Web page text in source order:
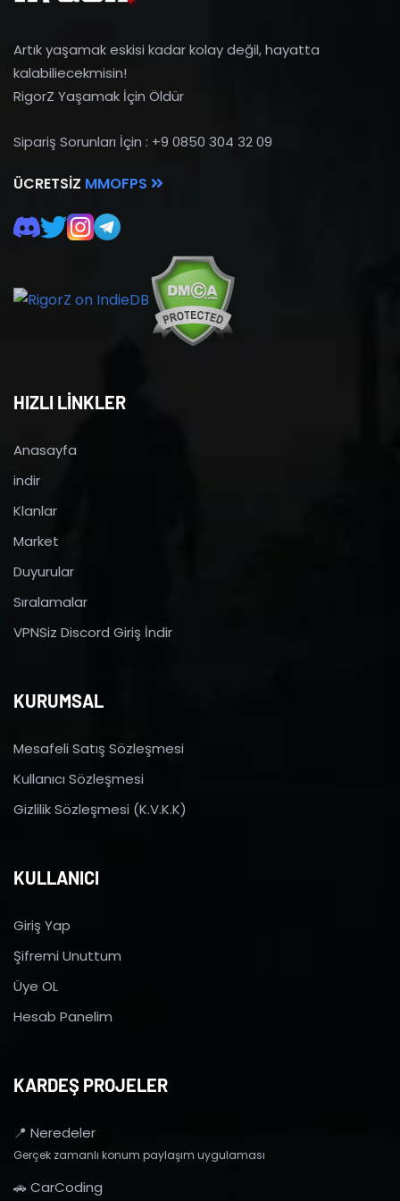
Artık yaşamak eskisi kadar kolay değil, hayatta
kalabiliecekmisin!
RigorZ Yaşamak İçin Öldür
Sipariş Sorunları İçin : +9 0850 304 32 09
ÜCRETSIZ MMOFPS
HIZLI LİNKLER
Anasayfa
indir
Klanlar
Market
Duyurular
Sıralamalar
VPNSiz Discord Giriş İndir
KURUMSAL
Mesafeli Satış Sözleşmesi
Kullanıcı Sözleşmesi
Gizlilik Sözleşmesi (K.V.K.K)
KULLANICI
Giriş Yap
Şifremi Unuttum
Üye OL
Hesab Panelim
KARDEŞ PROJELER
📍 Neredeler
Gerçek zamanlı konum paylaşım uygulaması
🚗 CarCoding